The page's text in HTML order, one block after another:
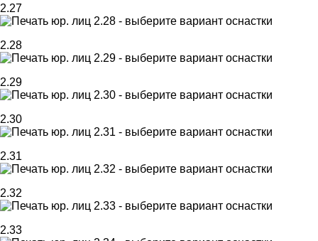
2.27
2.28
2.29
2.30
2.31
2.32
2.33